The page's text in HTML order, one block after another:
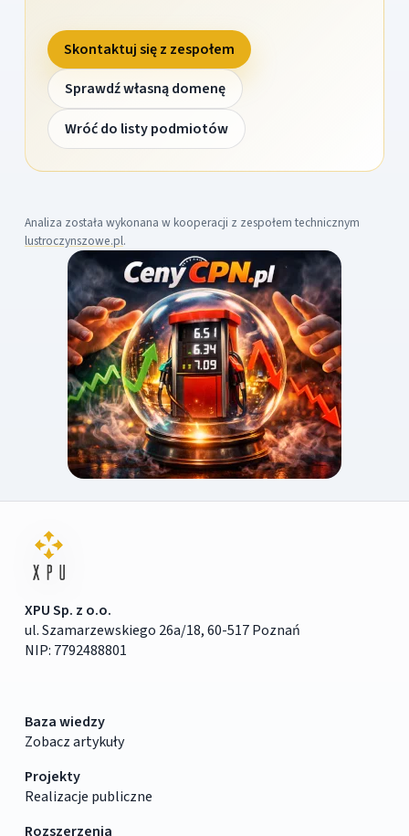
Skontaktuj się z zespołem
Sprawdź własną domenę
Wróć do listy podmiotów
Analiza została wykonana w kooperacji z zespołem technicznym
lustroczynszowe.pl.
XPU Sp. z o.o.
ul. Szamarzewskiego 26a/18, 60-517 Poznań
NIP: 7792488801
Baza wiedzy
Zobacz artykuły
Projekty
Realizacje publiczne
Rozszerzenia